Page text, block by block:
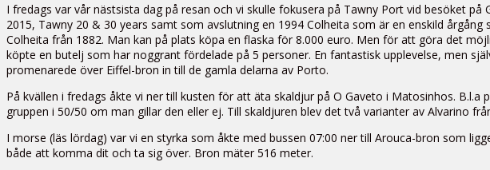
I fredags var vår nästsista dag på resan och vi skulle fokusera på Tawny Port vid besöket
2015, Tawny 20 & 30 years samt som avslutning en 1994 Colheita som är en enskild
Colheita från 1882. Man kan på plats köpa en flaska för 8.000 euro. Men för att göra det
köpte en butelj som har noggrant fördelade på 5 personer. En fantastisk upplevelse, men
promenarede över Eiffel-bron in till de gamla delarna av Porto.
På kvällen i fredags åkte vi ner till kusten för att äta skaldjur på O Gaveto i Matosinhos.
gruppen i 50/50 om man gillar den eller ej. Till skaldjuren blev det två varianter av Alvarino
I morse (läs lördag) var vi en styrka som åkte med bussen 07:00 ner till Arouca-bron som
både att komma dit och ta sig över. Bron mäter 516 meter.